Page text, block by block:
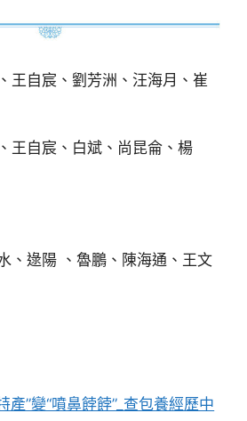
王自宸、劉芳洲、汪海月、崔
王自宸、白斌、尚昆侖、楊
、逯陽 、魯鵬、陳海通、王文
產”變“噴鼻餑餑”_查包養經歷中